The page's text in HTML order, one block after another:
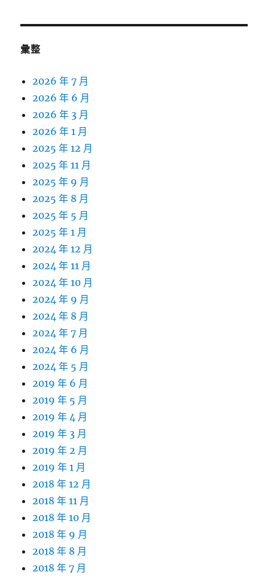
彙整
2026 年 7 月
2026 年 6 月
2026 年 3 月
2026 年 1 月
2025 年 12 月
2025 年 11 月
2025 年 9 月
2025 年 8 月
2025 年 5 月
2025 年 1 月
2024 年 12 月
2024 年 11 月
2024 年 10 月
2024 年 9 月
2024 年 8 月
2024 年 7 月
2024 年 6 月
2024 年 5 月
2019 年 6 月
2019 年 5 月
2019 年 4 月
2019 年 3 月
2019 年 2 月
2019 年 1 月
2018 年 12 月
2018 年 11 月
2018 年 10 月
2018 年 9 月
2018 年 8 月
2018 年 7 月